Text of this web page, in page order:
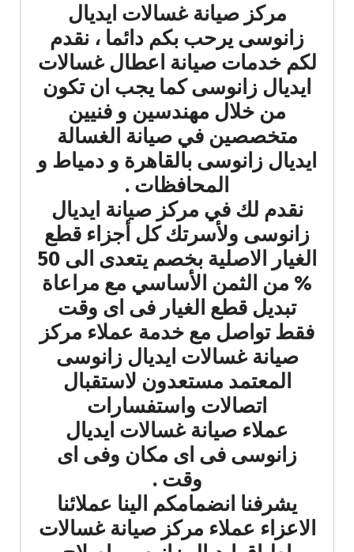
مركز صيانة غسالات ايديال
زانوسى يرحب بكم دائما ، نقدم
لكم خدمات صيانة اعطال غسالات
ايديال زانوسى كما يجب ان تكون
من خلال مهندسين و فنيين
متخصصين في صيانة الغسالة
ايديال زانوسى بالقاهرة و دمياط و
المحافظات .
نقدم لك في مركز صيانة ايديال
زانوسى ولأسرتك كل أجزاء قطع
الغيار الاصلية بخصم يتعدى الى 50
% من الثمن الأساسي مع مراعاة
تبديل قطع الغيار فى اى وقت
فقط تواصل مع خدمة عملاء مركز
صيانة غسالات ايديال زانوسى
المعتمد مستعدون لاستقبال
اتصالات واستفسارات
عملاء صيانة غسالات ايديال
زانوسى فى اى مكان وفى اى
وقت .
يشرفنا انضمامكم الينا عملائنا
الاعزاء عملاء مركز صيانة غسالات